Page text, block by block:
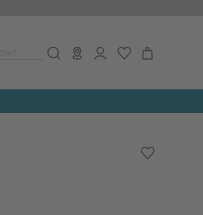
top auf alle reduzierten Artikel erhalten ★